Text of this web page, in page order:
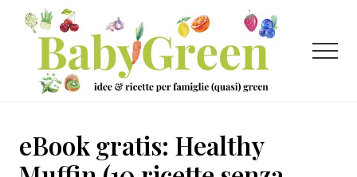
Menu
Passa
contenuto
principale
Passa
laterale
primaria
Passa
ricette
Menu
eBook gratis: Healthy